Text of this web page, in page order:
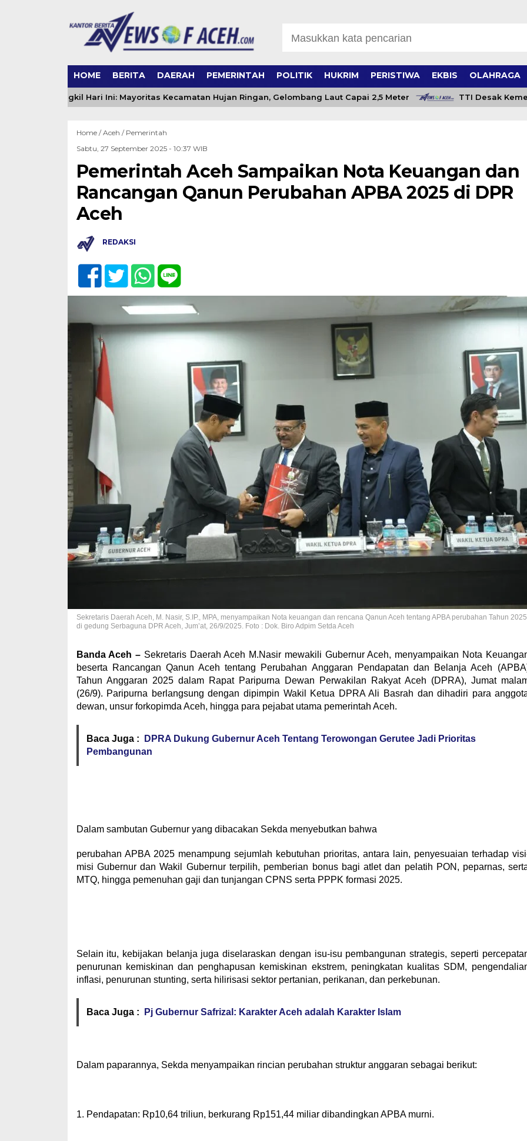
HOME BERITA DAERAH PEMERINTAH POLITIK HUKRIM PERISTIWA EKBIS OLAHRAGA
Aceh Singkil Hari Ini: Mayoritas Kecamatan Hujan Ringan, Gelombang Laut Capai 2,5 Meter TTI Desak
Home /Aceh / Pemerintah
Sabtu, 27 September 2025 - 10:37 WIB
Pemerintah Aceh Sampaikan Nota Keuangan dan
Rancangan Qanun Perubahan APBA 2025 di DPR
Aceh
REDAKSI
Sekretaris Daerah Aceh, M. Nasir, S.IP., MPA, menyampaikan Nota keuangan dan rencana Qanun Aceh tentang APBA perubahan Tahun 2025
di gedung Serbaguna DPR Aceh, Jum’at, 26/9/2025. Foto : Dok. Biro Adpim Setda Aceh
Banda Aceh – Sekretaris Daerah Aceh M.Nasir mewakili Gubernur Aceh, menyampaikan Nota
beserta Rancangan Qanun Aceh tentang Perubahan Anggaran Pendapatan dan Belanja Aceh
Tahun Anggaran 2025 dalam Rapat Paripurna Dewan Perwakilan Rakyat Aceh (DPRA), Jumat
(26/9). Paripurna berlangsung dengan dipimpin Wakil Ketua DPRA Ali Basrah dan dihadiri para
dewan, unsur forkopimda Aceh, hingga para pejabat utama pemerintah Aceh.
Baca Juga :
DPRA Dukung Gubernur Aceh Tentang Terowongan Gerutee Jadi Prioritas
Pembangunan
‎Dalam sambutan Gubernur yang dibacakan Sekda menyebutkan bahwa
‎perubahan APBA 2025 menampung sejumlah kebutuhan prioritas, antara lain, penyesuaian terhadap
misi Gubernur dan Wakil Gubernur terpilih, pemberian bonus bagi atlet dan pelatih PON, peparnas,
MTQ, hingga pemenuhan gaji dan tunjangan CPNS serta PPPK formasi 2025.
‎Selain itu, kebijakan belanja juga diselaraskan dengan isu-isu pembangunan strategis, seperti
penurunan kemiskinan dan penghapusan kemiskinan ekstrem, peningkatan kualitas SDM,
inflasi, penurunan stunting, serta hilirisasi sektor pertanian, perikanan, dan perkebunan.
Baca Juga : Pj Gubernur Safrizal: Karakter Aceh adalah Karakter Islam
‎Dalam paparannya, Sekda menyampaikan rincian perubahan struktur anggaran sebagai berikut:
‎1. Pendapatan: Rp10,64 triliun, berkurang Rp151,44 miliar dibandingkan APBA murni.